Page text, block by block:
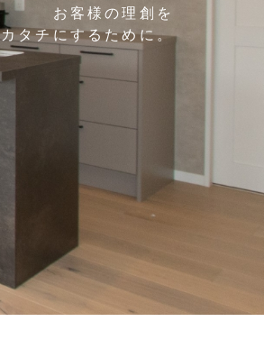
お客様の理創を
カタチにするために。
お客様の理創を
カタチにするために。